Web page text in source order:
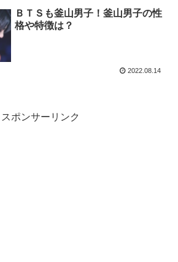
ＢＴＳも釜山男子！釜山男子の性
格や特徴は？
2022.08.14
スポンサーリンク